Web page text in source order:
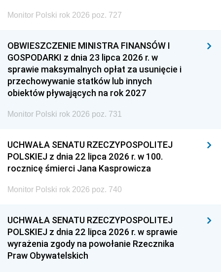
Monitor Polski rok 2026 poz. 727
OBWIESZCZENIE MINISTRA FINANSÓW I
GOSPODARKI z dnia 23 lipca 2026 r. w
sprawie maksymalnych opłat za usunięcie i
przechowywanie statków lub innych
obiektów pływających na rok 2027
Monitor Polski rok 2026 poz. 731
UCHWAŁA SENATU RZECZYPOSPOLITEJ
POLSKIEJ z dnia 22 lipca 2026 r. w 100.
rocznicę śmierci Jana Kasprowicza
Monitor Polski rok 2026 poz. 740
UCHWAŁA SENATU RZECZYPOSPOLITEJ
POLSKIEJ z dnia 22 lipca 2026 r. w sprawie
wyrażenia zgody na powołanie Rzecznika
Praw Obywatelskich